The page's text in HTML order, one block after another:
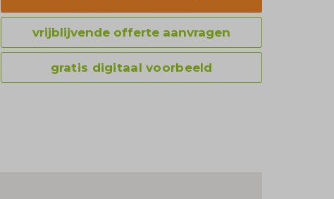
vrijblijvende offerte aanvragen
gratis digitaal voorbeeld